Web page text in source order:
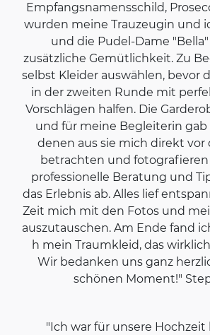
Empfangsnamensschild,
wurden meine Trauzeugin und
und die Pudel-Dame
zusätzliche Gemütlichkeit. Zu
selbst Kleider auswählen, bevor
in der zweiten Runde mit
Vorschlägen halfen. Die
und für meine Begleiterin gab
denen aus sie mich direkt vor
betrachten und
professionelle Beratung und
das Erlebnis ab. Alles lief
Zeit mich mit den Fotos und
auszutauschen. Am Ende fand
h mein Traumkleid, das
Wir bedanken uns ganz
schönen Moment!"
"Ich war für unsere Hochzeit